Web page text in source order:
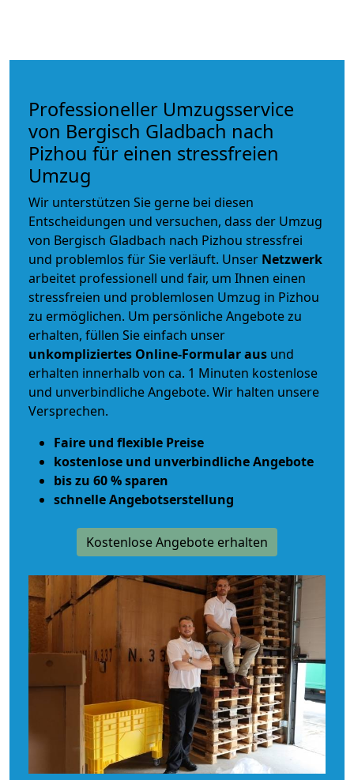
Professioneller Umzugsservice
von Bergisch Gladbach nach
Pizhou für einen stressfreien
Umzug
Wir unterstützen Sie gerne bei diesen
Entscheidungen und versuchen, dass der Umzug
von Bergisch Gladbach nach Pizhou stressfrei
und problemlos für Sie verläuft. Unser Netzwerk
arbeitet professionell und fair, um Ihnen einen
stressfreien und problemlosen Umzug in Pizhou
zu ermöglichen. Um persönliche Angebote zu
erhalten, füllen Sie einfach unser
unkompliziertes Online-Formular aus und
erhalten innerhalb von ca. 1 Minuten kostenlose
und unverbindliche Angebote. Wir halten unsere
Versprechen.
Faire und flexible Preise
kostenlose und unverbindliche Angebote
bis zu 60 % sparen
schnelle Angebotserstellung
Kostenlose Angebote erhalten